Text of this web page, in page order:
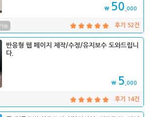
₩ 50 ,000
능 후기 52건
반응형 웹 페이지 제작/수정/유지보수 도와드립니
다.
₩ 5 ,000
후기 14건